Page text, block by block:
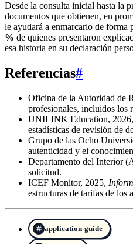
Desde la consulta inicial hasta la
documentos que obtienen, en
le ayudará a enmarcarlo de
% de quienes presentaron
esa historia en su declaración
Referencias#
Oficina de la Autoridad de
profesionales, incluidos los
UNILINK Education, 2026,
estadísticas de revisión de
Grupo de las Ocho
autenticidad y el
Departamento del Interior
solicitud.
ICEF Monitor, 2025,
estructuras de tarifas de
application-guide